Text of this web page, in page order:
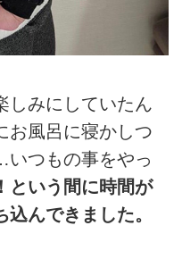
しみにしていたん
お風呂に寝かしつ
つもの事をやっ
という間に時間が
んできました。